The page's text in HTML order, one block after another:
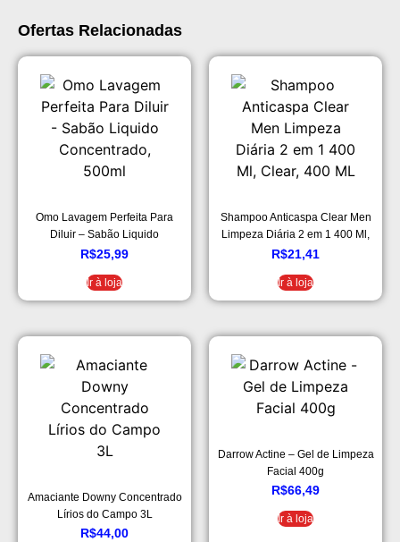
Ofertas Relacionadas
Omo Lavagem Perfeita Para
Diluir – Sabão Liquido
Concentrado, 500ml
R$25,99
Ir à loja
Shampoo Anticaspa Clear Men
Limpeza Diária 2 em 1 400 Ml,
Clear, 400 ML
R$21,41
Ir à loja
Amaciante Downy Concentrado
Lírios do Campo 3L
R$44,00
Darrow Actine – Gel de Limpeza
Facial 400g
R$66,49
Ir à loja